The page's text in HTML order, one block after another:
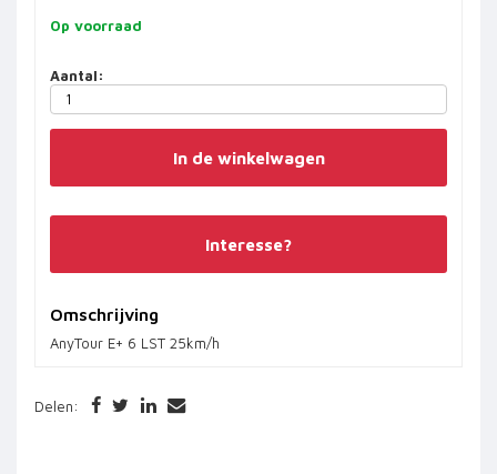
Op voorraad
Aantal:
In de winkelwagen
Interesse?
Omschrijving
AnyTour E+ 6 LST 25km/h
Delen: